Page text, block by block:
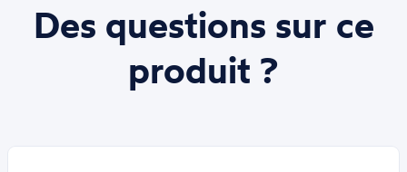
Des questions sur ce
produit ?